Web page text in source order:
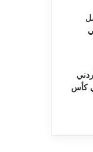
كأس